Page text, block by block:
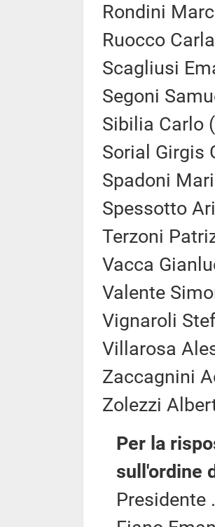
Rondini
Ruocco
Scagliusi
Segoni
Sibilia Carlo
Sorial Girgis
Spadoni
Spessotto
Terzoni
Vacca
Valente
Vignaroli
Villarosa
Zaccagnini
Zolezzi
Per la
sull'ordine
Presidente